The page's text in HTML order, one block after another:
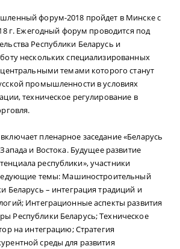
форум-2018 пройдет в Минске с
г. Ежегодный форум проводится под
Республики Беларусь и
нескольких специализированных
темами которого станут
промышленности в условиях
техническое регулирование в
пленарное заседание «Беларусь
и Востока. Будущее развитие
республики», участники
темы: Машиностроительный
Беларусь – интеграция традиций и
Интеграционные аспекты развития
Республики Беларусь; Техническое
на интеграцию; Стратегия
среды для развития